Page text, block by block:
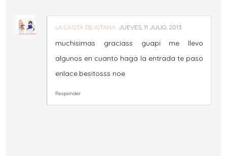
LA CASITA DE AITANA JUEVES, 11 JULIO, 2013
muchisimas graciass guapi me llevo
algunos en cuanto haga la entrada te paso
enlace.besitosss noe
Responder